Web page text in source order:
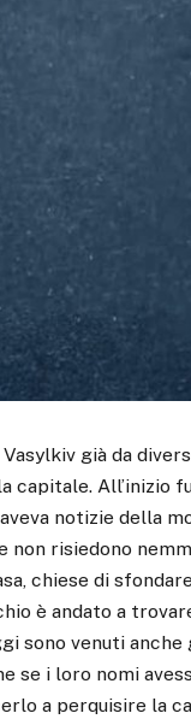
già da
capitale. All’inizio
notizie della
non risiedono
chiese di
è andato a
sono venuti anche
se i loro nomi
a perquisire la